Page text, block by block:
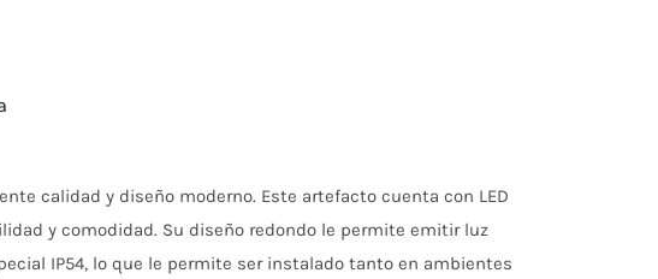
calidad y diseño moderno. Este artefacto cuenta con LED
y comodidad. Su diseño redondo le permite emitir luz
IP54, lo que le permite ser instalado tanto en ambientes